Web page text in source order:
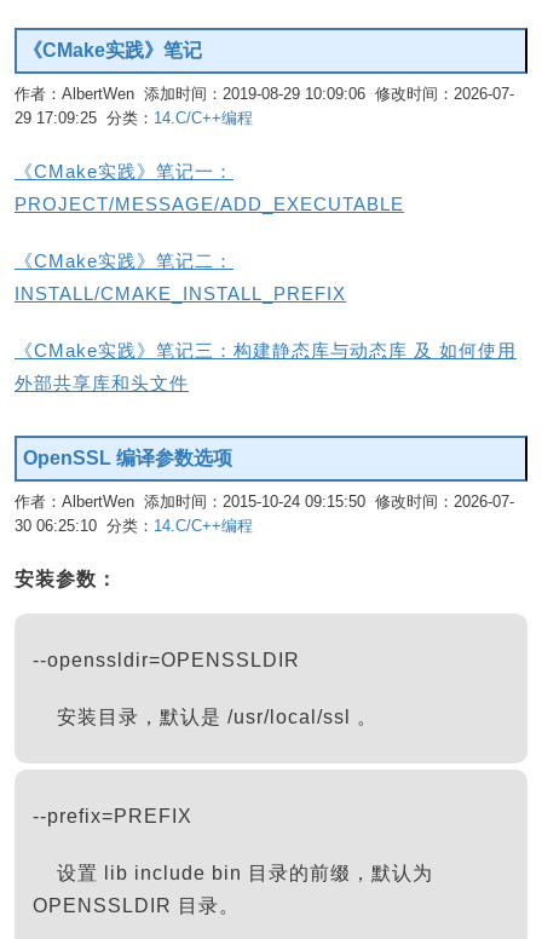
《CMake实践》笔记
作者：AlbertWen 添加时间：2019-08-29 10:09:06 修改时间：2026-07-
29 17:09:25 分类： 14.C/C++编程
《CMake实践》笔记一：
PROJECT/MESSAGE/ADD_EXECUTABLE
《CMake实践》笔记二：
INSTALL/CMAKE_INSTALL_PREFIX
《CMake实践》笔记三：构建静态库与动态库 及 如何使用
外部共享库和头文件
OpenSSL 编译参数选项
作者：AlbertWen 添加时间：2015-10-24 09:15:50 修改时间：2026-07-
30 06:25:10 分类： 14.C/C++编程
安装参数：
--openssldir=OPENSSLDIR
安装目录，默认是 /usr/local/ssl 。
--prefix=PREFIX
设置 lib include bin 目录的前缀，默认为
OPENSSLDIR 目录。